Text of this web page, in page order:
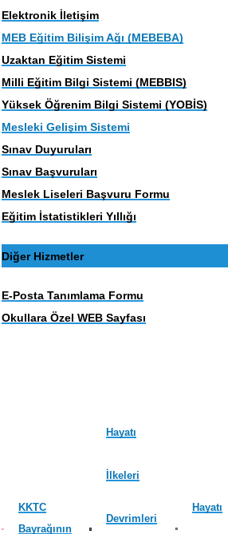
Elektronik İletişim
MEB Eğitim Bilişim Ağı (MEBEBA)
Uzaktan Eğitim Sistemi
Milli Eğitim Bilgi Sistemi (MEBBIS)
Yüksek Öğrenim Bilgi Sistemi (YOBİS)
Mesleki Gelişim Sistemi
Sınav Duyuruları
Sınav Başvuruları
Meslek Liseleri Başvuru Formu
Eğitim İstatistikleri Yıllığı
Diğer Hizmetler
E-Posta Tanımlama Formu
Okullara Özel WEB Sayfası
KKTC
Bayrağının
Hayatı
İlkeleri
Devrimleri
Hayatı